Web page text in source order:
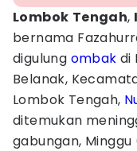
Lombok Tengah,
bernama
digulung ombak di
Belanak,
Lombok Tengah,
ditemukan
gabungan,